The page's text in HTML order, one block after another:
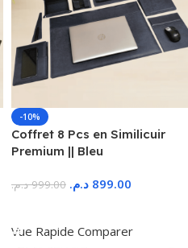
-10%
Coffret 8 Pcs en Similicuir
Premium || Bleu
999.00 د.م. 899.00 د.م.
Vue Rapide Comparer